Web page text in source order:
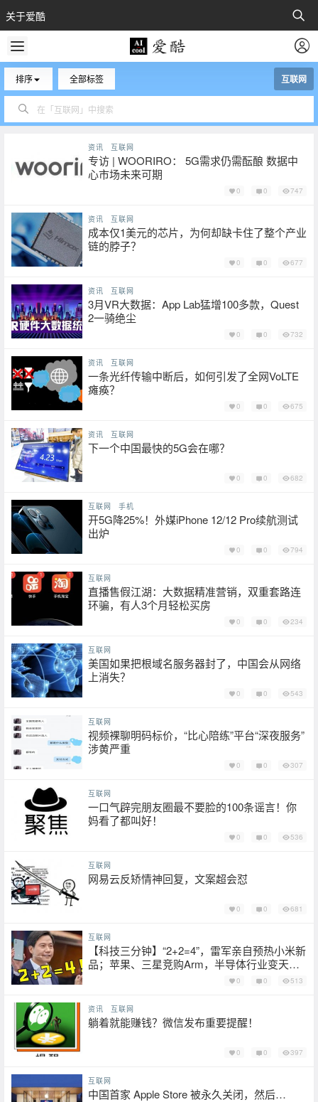
关于爱酷
排序 全部标签 互联网
资讯 互联网
专访 | WOORIRO： 5G需求仍需酝酿 数据中
心市场未来可期
0 0 747
资讯 互联网
成本仅1美元的芯片，为何却缺卡住了整个产业
链的脖子？
0 0 677
资讯 互联网
3月VR大数据：App Lab猛增100多款，Quest
2一骑绝尘
0 0 732
资讯 互联网
一条光纤传输中断后，如何引发了全网VoLTE
瘫痪？
0 0 675
资讯 互联网
下一个中国最快的5G会在哪？
0 0 682
互联网 手机
开5G降25%！外媒iPhone 12/12 Pro续航测试
出炉
0 0 794
互联网
直播售假江湖：大数据精准营销，双重套路连
环骗，有人3个月轻松买房
0 0 234
互联网
美国如果把根域名服务器封了，中国会从网络
上消失？
0 0 543
互联网
视频裸聊明码标价，“比心陪练”平台“深夜服务”
涉黄严重
0 0 307
互联网
一口气辟完朋友圈最不要脸的100条谣言！你
妈看了都叫好！
0 0 536
互联网
网易云反矫情神回复，文案超会怼
0 0 681
互联网
【科技三分钟】“2+2=4”，雷军亲自预热小米新
品；苹果、三星竞购Arm，半导体行业变天；
风雨同舟，致敬暴雨中的抗汛“逆行者”
0 0 513
资讯 互联网
躺着就能赚钱？微信发布重要提醒！
0 0 397
互联网
中国首家 Apple Store 被永久关闭，然后…